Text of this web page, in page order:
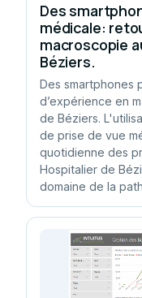
Des
médicale:
macroscopie
Béziers.
Des smartphones
d’expérience en
de Béziers.
de prise de vue
quotidienne des
Hospitalier de
domaine de la